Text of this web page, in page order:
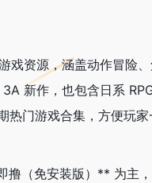
资源，涵盖动作冒险
新作，也包含日系
门游戏合集，方便玩家
（免安装版）** 为主